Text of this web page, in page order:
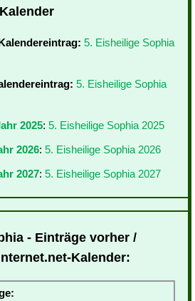
5. Eisheilige Sophia
5. Eisheilige Sophia
2025: 5. Eisheilige Sophia 2025
2026: 5. Eisheilige Sophia 2026
2027: 5. Eisheilige Sophia 2027
- Einträge vorher /
Kalender: